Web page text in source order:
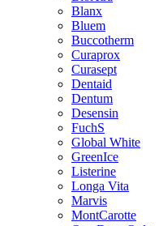
Blanx
Bluem
Buccotherm
Curaprox
Curasept
Dentaid
Dentum
Desensin
FuchS
Global White
GreenIce
Listerine
Longa Vita
Marvis
MontCarotte